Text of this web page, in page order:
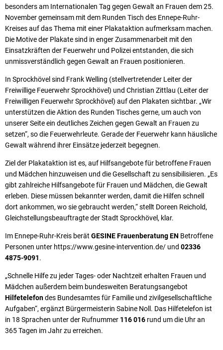
besonders am Internationalen Tag gegen Gewalt an Frauen dem 25.
November gemeinsam mit dem Runden Tisch des Ennepe-Ruhr-
Kreises auf das Thema mit einer Plakataktion aufmerksam machen.
Die Motive der Plakate sind in enger Zusammenarbeit mit den
Einsatzkräften der Feuerwehr und Polizei entstanden, die sich
unmissverständlich gegen Gewalt an Frauen positionieren.
In Sprockhövel sind Frank Welling (stellvertretender Leiter der
Freiwillige Feuerwehr Sprockhövel) und Christian Zittlau (Leiter der
Freiwilligen Feuerwehr Sprockhövel) auf den Plakaten sichtbar. „Wir
unterstützen die Aktion des Runden Tisches gerne, um auch von
unserer Seite ein deutliches Zeichen gegen Gewalt an Frauen zu
setzen“, so die Feuerwehrleute. Gerade der Feuerwehr kann häusliche
Gewalt während ihrer Einsätze jederzeit begegnen.
Ziel der Plakataktion ist es, auf Hilfsangebote für betroffene Frauen
und Mädchen hinzuweisen und die Gesellschaft zu sensibilisieren. „Es
gibt zahlreiche Hilfsangebote für Frauen und Mädchen, die Gewalt
erleben. Diese müssen bekannter werden, damit die Hilfen schnell
dort ankommen, wo sie gebraucht werden,“ stellt Doreen Reichold,
Gleichstellungsbeauftragte der Stadt Sprockhövel, klar.
Im Ennepe-Ruhr-Kreis berät GESINE Frauenberatung EN Betroffene
Personen unter https://www.gesine-intervention.de/ und 02336
4875-9091.
„Schnelle Hilfe zu jeder Tages- oder Nachtzeit erhalten Frauen und
Mädchen außerdem beim bundesweiten Beratungsangebot
Hilfetelefondes Bundesamtes für Familie und zivilgesellschaftliche
Aufgaben“, ergänzt Bürgermeisterin Sabine Noll. Das Hilfetelefon ist
in 18 Sprachen unter der Rufnummer 116 016 rund um die Uhr an
365 Tagen im Jahr zu erreichen.